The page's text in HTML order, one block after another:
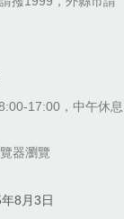
17:00，中午休息
器瀏覽
8月3日